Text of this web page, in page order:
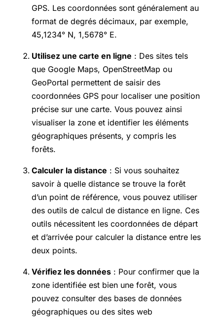
GPS. Les coordonnées sont généralement au
format de degrés décimaux, par exemple,
45,1234° N, 1,5678° E.
Utilisez une carte en ligne : Des sites tels
que Google Maps, OpenStreetMap ou
GeoPortal permettent de saisir des
coordonnées GPS pour localiser une position
précise sur une carte. Vous pouvez ainsi
visualiser la zone et identifier les éléments
géographiques présents, y compris les
forêts.
Calculer la distance : Si vous souhaitez
savoir à quelle distance se trouve la forêt
d’un point de référence, vous pouvez utiliser
des outils de calcul de distance en ligne. Ces
outils nécessitent les coordonnées de départ
et d’arrivée pour calculer la distance entre les
deux points.
Vérifiez les données : Pour confirmer que la
zone identifiée est bien une forêt, vous
pouvez consulter des bases de données
géographiques ou des sites web